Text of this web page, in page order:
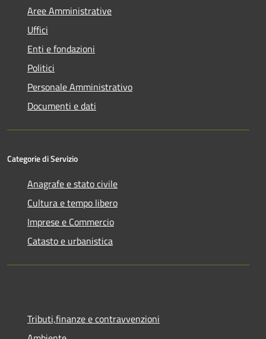
Aree Amministrative
Uffici
Enti e fondazioni
Politici
Personale Amministrativo
Documenti e dati
Categorie di Servizio
Anagrafe e stato civile
Cultura e tempo libero
Imprese e Commercio
Catasto e urbanistica
Tributi,finanze e contravvenzioni